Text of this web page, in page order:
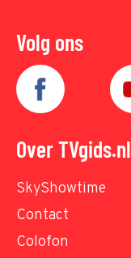
Volg ons
Over TVgids.nl
SkyShowtime
Contact
Colofon